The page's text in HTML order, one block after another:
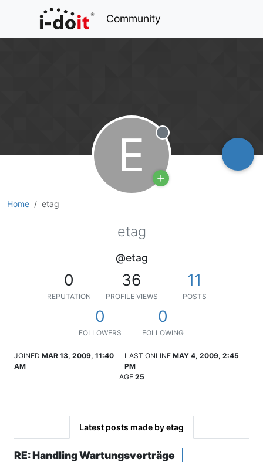
Community
Home etag
E Offline
etag
@etag
0
REPUTATION
36
PROFILE VIEWS
11
POSTS
0
FOLLOWERS
0
FOLLOWING
JOINED MAR 13, 2009, 11:40
AM
LAST ONLINE MAY 4, 2009, 2:45
PM
AGE 25
Latest posts made by etag
RE: Handling Wartungsverträge